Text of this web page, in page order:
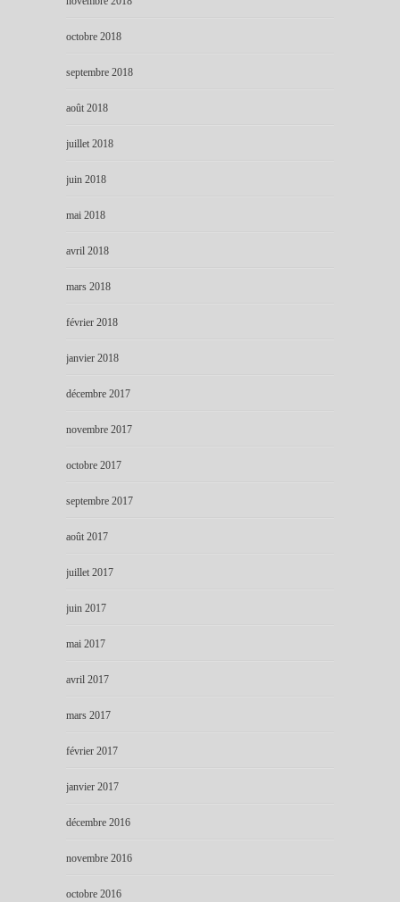
octobre 2018
septembre 2018
août 2018
juillet 2018
juin 2018
mai 2018
avril 2018
mars 2018
février 2018
janvier 2018
décembre 2017
novembre 2017
octobre 2017
septembre 2017
août 2017
juillet 2017
juin 2017
mai 2017
avril 2017
mars 2017
février 2017
janvier 2017
décembre 2016
novembre 2016
octobre 2016